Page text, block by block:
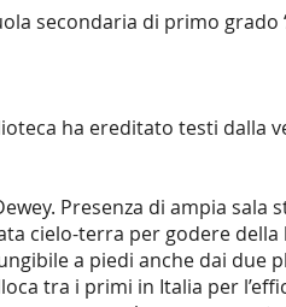
secondaria di primo grado
ha ereditato testi dalla
Presenza di ampia
cielo-terra per godere
a piedi anche dai due
tra i primi in Italia per